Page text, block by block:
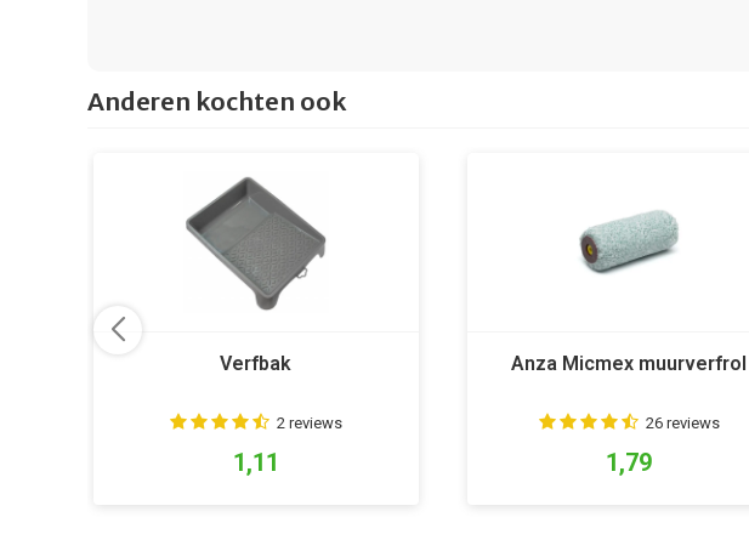
Anderen kochten ook
Verfbak
2 reviews
1,11
Anza Micmex muurverfrol
26 reviews
1,79